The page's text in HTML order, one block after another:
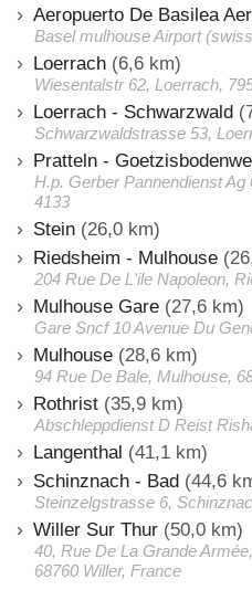
Aeropuerto De Basilea
Basel mulhouse Airport
Loerrach (6,6 km)
Wiesentalstr 62, Loerrach,
Loerrach - Schwarzwald
Schwarzwaldstrasse 53,
Pratteln -
H.p. Gerber Pannendienst
4133
Stein (26,0 km)
Riedsheim - Mulhouse
204 Rue De L'ile Napoleon,
Mulhouse Gare (27,6 km)
Gare Sncf 10 Avenue Du
Mulhouse (28,6 km)
94 Rue De Bale, Mulhouse,
Rothrist (35,9 km)
Abschleppdienst D Reist
Langenthal (41,1 km)
Schinznach - Bad (44,6
Steinzelgstrasse 6,
Willer Sur Thur (50,0 km)
40, Rue De La Grande
68760 Willer, France